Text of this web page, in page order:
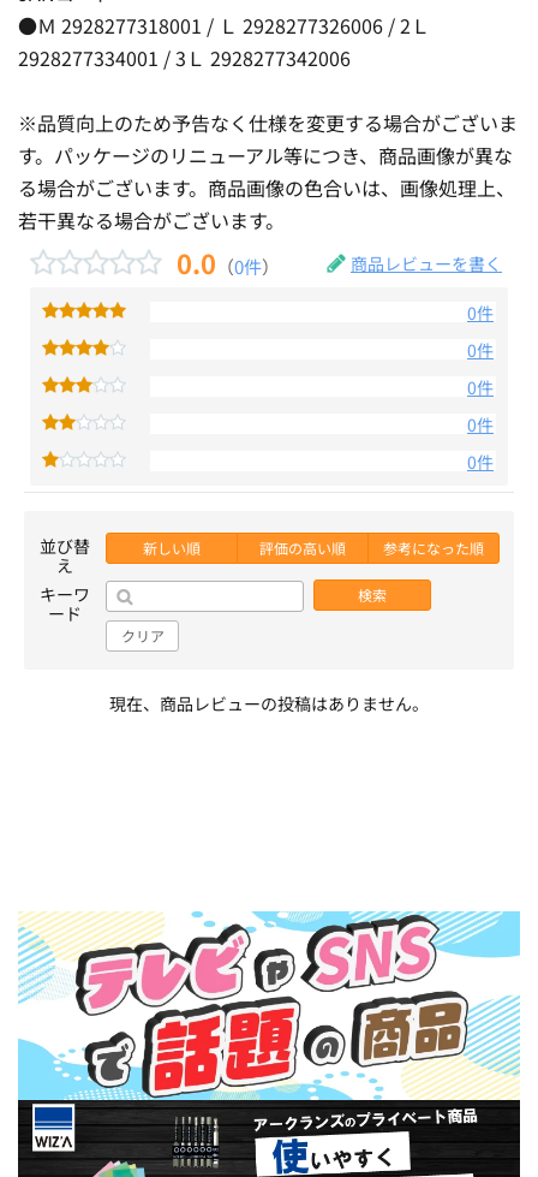
●Ｍ 2928277318001 / Ｌ 2928277326006 / 2Ｌ
2928277334001 / 3Ｌ 2928277342006
※品質向上のため予告なく仕様を変更する場合がございま
す。パッケージのリニューアル等につき、商品画像が異な
る場合がございます。商品画像の色合いは、画像処理上、
若干異なる場合がございます。
0.0 （0件） 商品レビューを書く
0件
0件
0件
0件
0件
並び替
え
新しい順 評価の高い順 参考になった順
キーワ
ード
検索
クリア
現在、商品レビューの投稿はありません。